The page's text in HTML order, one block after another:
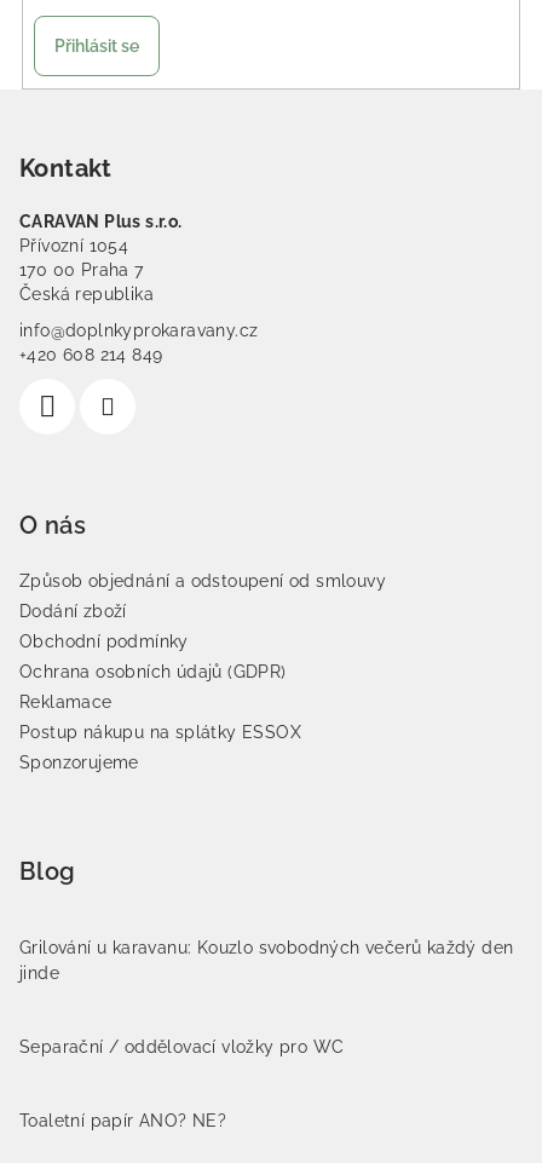
Přihlásit se
Kontakt
CARAVAN Plus s.r.o.
Přívozní 1054
170 00 Praha 7
Česká republika
info@doplnkyprokaravany.cz
+420 608 214 849
O nás
Způsob objednání a odstoupení od smlouvy
Dodání zboží
Obchodní podmínky
Ochrana osobních údajů (GDPR)
Reklamace
Postup nákupu na splátky ESSOX
Sponzorujeme
Blog
Grilování u karavanu: Kouzlo svobodných večerů každý den
jinde
Separační / oddělovací vložky pro WC
Toaletní papír ANO? NE?